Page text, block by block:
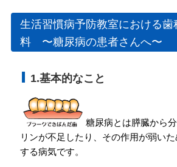
生活習慣病予防教室における歯
料 〜糖尿病の患者さんへ〜
1.基本的なこと
糖尿病とは膵臓から
リンが不足したり、その作用が弱い
する病気です。
歯科医院検索 休日当
イベント案内 歯の豆
お知らせ
国保組合からのお知らせ 熊本歯
会員専用ページ